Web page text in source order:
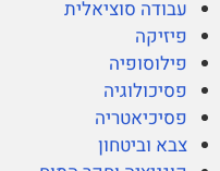
עבודה סוציאלית
פיזיקה
פילוסופיה
פסיכולוגיה
פסיכיאטריה
צבא וביטחון